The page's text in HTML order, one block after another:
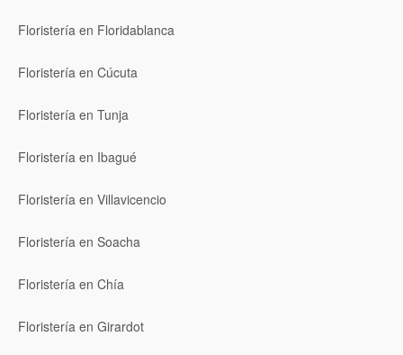
Floristería en Floridablanca
Floristería en Cúcuta
Floristería en Tunja
Floristería en Ibagué
Floristería en Villavicencio
Floristería en Soacha
Floristería en Chía
Floristería en Girardot